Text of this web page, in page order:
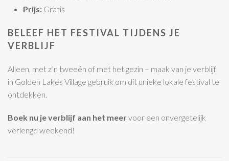
Prijs: Gratis
BELEEF HET FESTIVAL TIJDENS JE
VERBLIJF
Alleen, met z’n tweeën of met het gezin – maak van je verblijf
in Golden Lakes Village gebruik om dit unieke lokale festival te
ontdekken.
Boek nu je verblijf aan het meervoor een onvergetelijk
verlengd weekend!